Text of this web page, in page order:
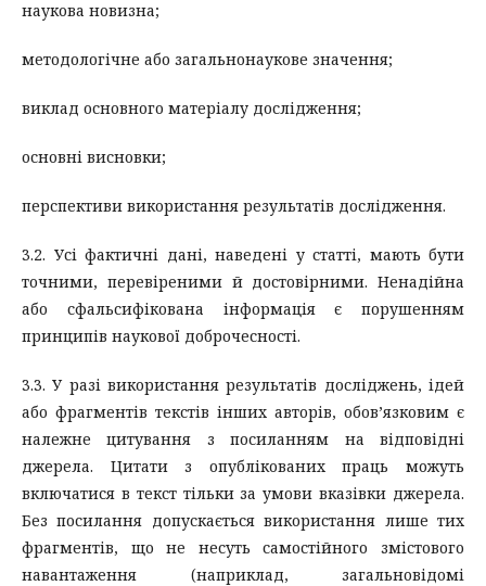
наукова новизна;
методологічне або загальнонаукове значення;
виклад основного матеріалу дослідження;
основні висновки;
перспективи використання результатів дослідження.
3.2. Усі фактичні дані, наведені у статті, мають бути
точними, перевіреними й достовірними. Ненадійна
або сфальсифікована інформація є порушенням
принципів наукової доброчесності.
3.3. У разі використання результатів досліджень, ідей
або фрагментів текстів інших авторів, обов’язковим є
належне цитування з посиланням на відповідні
джерела. Цитати з опублікованих праць можуть
включатися в текст тільки за умови вказівки джерела.
Без посилання допускається використання лише тих
фрагментів, що не несуть самостійного змістового
навантаження (наприклад, загальновідомі